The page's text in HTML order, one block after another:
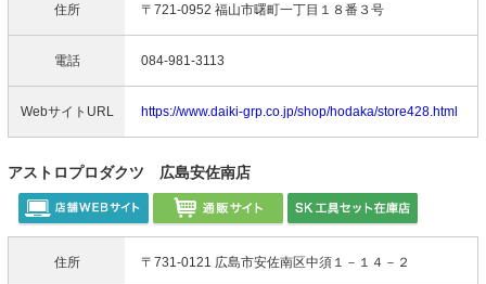
住所 〒721-0952 福山市曙町一丁目１８番３号
電話 084-981-3113
WebサイトURL https://www.daiki-grp.co.jp/shop/hodaka/store428.html
アストロプロダクツ 広島安佐南店
住所 〒731-0121 広島市安佐南区中須１－１４－２